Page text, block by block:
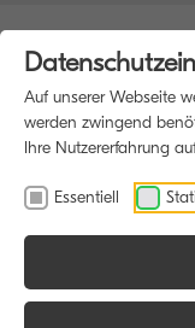
Auf unserer Webseite
werden zwingend
Ihre Nutzererfahrung
Essentiell